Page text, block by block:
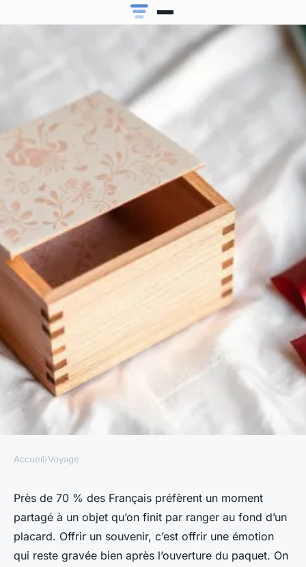
VOYAGE
10 idées de coffrets cadeaux
pour des cadeaux réussis
Adalric•16/06/2026 18:57•8 min de lecture
Accueil›Voyage
Près de 70 % des Français préfèrent un moment
partagé à un objet qu’on finit par ranger au fond d’un
placard. Offrir un souvenir, c’est offrir une émotion
qui reste gravée bien après l’ouverture du paquet. On